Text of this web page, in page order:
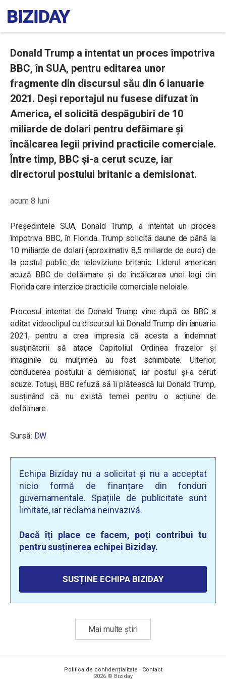
Donald Trump a intentat un proces împotriva
BBC, în SUA, pentru editarea unor
fragmente din discursul său din 6 ianuarie
2021. Deși reportajul nu fusese difuzat în
America, el solicită despăgubiri de 10
miliarde de dolari pentru defăimare și
încălcarea legii privind practicile comerciale.
Între timp, BBC și-a cerut scuze, iar
directorul postului britanic a demisionat.
acum 8 luni
Președintele SUA, Donald Trump, a intentat un proces
împotriva BBC, în Florida. Trump solicită daune de până la
10 miliarde de dolari (aproximativ 8,5 miliarde de euro) de
la postul public de televiziune britanic. Liderul american
acuză BBC de defăimare și de încălcarea unei legi din
Florida care interzice practicile comerciale neloiale.
Procesul intentat de Donald Trump vine după ce BBCa
editat videoclipul cu discursul lui Donald Trump din ianuarie
2021, pentru a crea impresia că acesta a îndemnat
susţinătorii să atace Capitoliul. Ordinea frazelor și
imaginile cu mulțimea au fost schimbate. Ulterior,
conducerea postului a demisionat, iar postul și-a cerut
scuze. Totuși, BBC refuză să îi plătească lui Donald Trump,
susținând că nu există temei pentru o acțiune de
defăimare.
Sursă: DW
Echipa Biziday nu a solicitat și nu a acceptat
nicio formă de finanțare din fonduri
guvernamentale. Spațiile de publicitate sunt
limitate, iar reclama neinvazivă.
Dacă îți place ce facem, poți contribui tu
pentru susținerea echipei Biziday.
SUSȚINE ECHIPA BIZIDAY
Mai multe știri
Politica de confidențialitate · Contact
2026 © Biziday